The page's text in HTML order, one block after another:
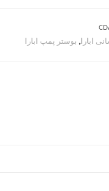
ابارا, بوستر پمپ ابارا